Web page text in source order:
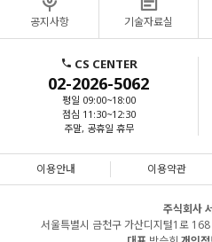
공지사항 기술자료실
CS CENTER
02-2026-5062
평일 09:00~18:00
점심 11:30~12:30
주말, 공휴일 휴무
이용안내 이용약관
주식회사
서울특별시 금천구 가산디지털1로